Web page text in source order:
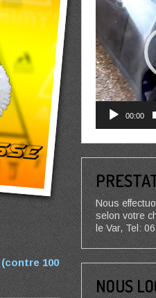
100
00:00
Nous
selon votre
le Var, Tel:
NOUS